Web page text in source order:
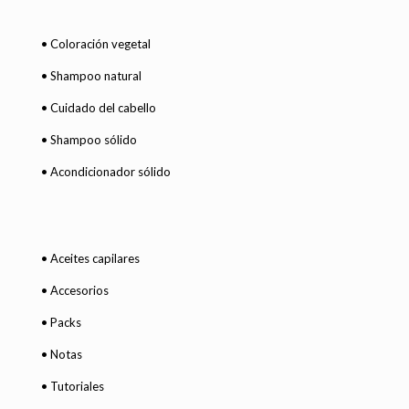
• Coloración vegetal
• Shampoo natural
• Cuidado del cabello
• Shampoo sólido
• Acondicionador sólido
• Aceites capilares
• Accesorios
• Packs
• Notas
• Tutoriales